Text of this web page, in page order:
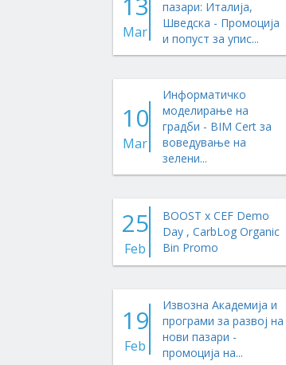
Mar
пазари: Италија,
Шведска - Промоција
и попуст за упис...
10
Mar
Информатичко
моделирање на
градби - BIM Cert за
воведување на
зелени...
25
Feb
BOOST x CEF Demo
Day , CarbLog Organic
Bin Promo
19
Feb
Извозна Академија и
програми за развој на
нови пазари -
промоција на...